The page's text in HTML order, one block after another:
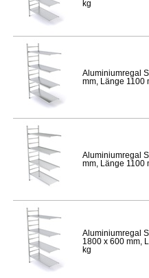
kg
Aluminiumregal
mm, Länge 1100
Aluminiumregal
mm, Länge 1100
Aluminiumregal
1800 x 600 mm,
kg